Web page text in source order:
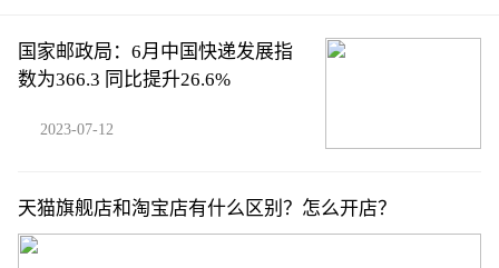
国家邮政局：6月中国快递发展指
数为366.3 同比提升26.6%
2023-07-12
天猫旗舰店和淘宝店有什么区别？怎么开店？